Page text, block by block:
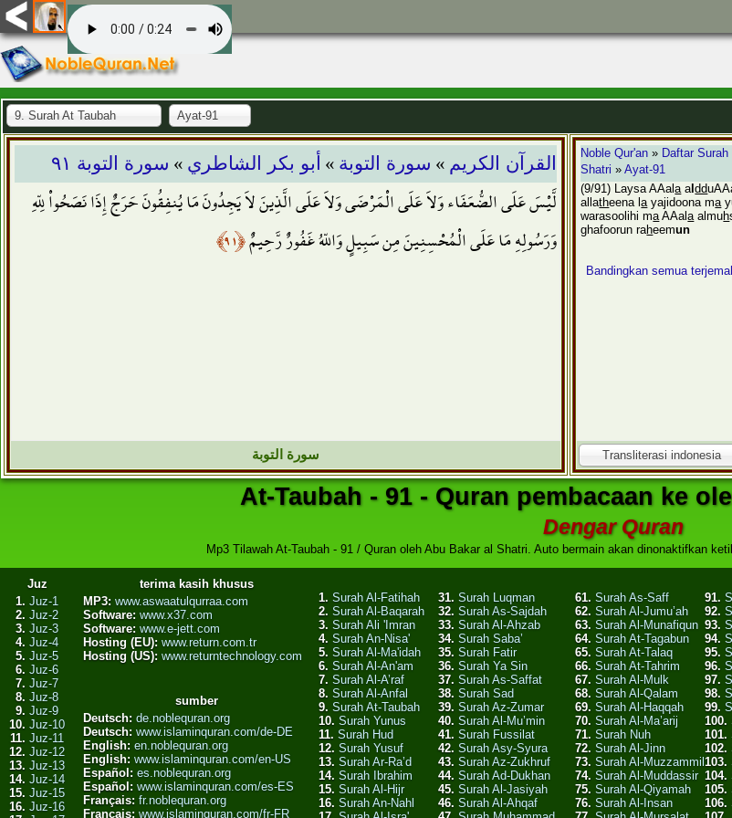
9. Surah At Taubah Ayat-91
القرآن الكريم » سورة التوبة » أبو بكر الشاطري » سورة التوبة ٩١
لَّيْسَ عَلَى الضُّعَفَاء وَلاَ عَلَى الْمَرْضَى وَلاَ عَلَى الَّذِينَ لاَ يَجِدُونَ مَا يُنفِقُونَ حَرَجٌ إِذَا نَصَحُواْ لِلّهِ
وَرَسُولِهِ مَا عَلَى الْمُحْسِنِينَ مِن سَبِيلٍ وَاللّهُ غَفُورٌ رَّحِيمٌ﴿٩١﴾
سورة التوبة
Noble Qur'an » Daftar Surah
Shatri »Ayat-91
(9/91) Laysa AAalaaldd
allatheena layajidoona ma
warasoolihi maAAalaalmuh
ghafoorun raheemun
Bandingkan semua
Transliterasi indonesia
At-Taubah - 91 - Quran pembacaan ke
Dengar Quran
Mp3 Tilawah At-Taubah - 91 / Quran oleh Abu Bakar al Shatri. Auto bermain akan dinonaktifkan
Juz
1. Juz-1
2. Juz-2
3. Juz-3
4. Juz-4
5. Juz-5
6. Juz-6
7. Juz-7
8. Juz-8
9. Juz-9
10. Juz-10
11. Juz-11
12. Juz-12
13. Juz-13
14. Juz-14
15. Juz-15
16. Juz-16
terima kasih khusus
MP3: www.aswaatulqurraa.com
Software: www.x37.com
Software: www.e-jett.com
Hosting (EU): www.return.com.tr
Hosting (US): www.returntechnology.com
sumber
Deutsch: de.noblequran.org
Deutsch: www.islaminquran.com/de-DE
English: en.noblequran.org
English: www.islaminquran.com/en-US
Español: es.noblequran.org
Español: www.islaminquran.com/es-ES
Français: fr.noblequran.org
Français: www.islaminquran.com/fr-FR
1. Surah Al-Fatihah
2. Surah Al-Baqarah
3. Surah Ali 'Imran
4. Surah An-Nisa'
5. Surah Al-Ma'idah
6. Surah Al-An'am
7. Surah Al-A’raf
8. Surah Al-Anfal
9. Surah At-Taubah
10. Surah Yunus
11. Surah Hud
12. Surah Yusuf
13. Surah Ar-Ra’d
14. Surah Ibrahim
15. Surah Al-Hijr
16. Surah An-Nahl
31. Surah Luqman
32. Surah As-Sajdah
33. Surah Al-Ahzab
34. Surah Saba’
35. Surah Fatir
36. Surah Ya Sin
37. Surah As-Saffat
38. Surah Sad
39. Surah Az-Zumar
40. Surah Al-Mu’min
41. Surah Fussilat
42. Surah Asy-Syura
43. Surah Az-Zukhruf
44. Surah Ad-Dukhan
45. Surah Al-Jasiyah
46. Surah Al-Ahqaf
61. Surah As-Saff
62. Surah Al-Jumu’ah
63. Surah Al-Munafiqun
64. Surah At-Tagabun
65. Surah At-Talaq
66. Surah At-Tahrim
67. Surah Al-Mulk
68. Surah Al-Qalam
69. Surah Al-Haqqah
70. Surah Al-Ma’arij
71. Surah Nuh
72. Surah Al-Jinn
73. Surah Al-Muzzammil
74. Surah Al-Muddassir
75. Surah Al-Qiyamah
76. Surah Al-Insan
91.
92.
93.
94.
95.
96.
97.
98.
99.
100.
101.
102.
103.
104.
105.
106.